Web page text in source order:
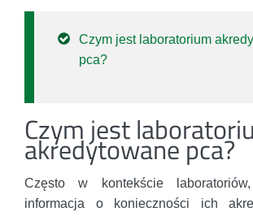
Czym jest laboratorium
pca?
Czym jest
akredytowane pca?
Często w kontekście
informacja o konieczności ich